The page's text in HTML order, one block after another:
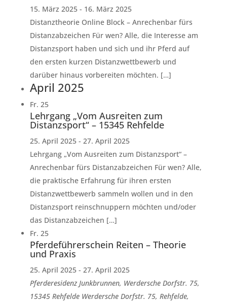
15. März 2025- 16. März 2025
Distanztheorie Online Block – Anrechenbar fürs
Distanzabzeichen Für wen? Alle, die Interesse am
Distanzsport haben und sich und ihr Pferd auf
den ersten kurzen Distanzwettbewerb und
darüber hinaus vorbereiten möchten. […]
April 2025
Fr. 25
Lehrgang „Vom Ausreiten zum
Distanzsport“ – 15345 Rehfelde
25. April 2025- 27. April 2025
Lehrgang „Vom Ausreiten zum Distanzsport“ –
Anrechenbar fürs Distanzabzeichen Für wen? Alle,
die praktische Erfahrung für ihren ersten
Distanzwettbewerb sammeln wollen und in den
Distanzsport reinschnuppern möchten und/oder
das Distanzabzeichen […]
Fr. 25
Pferdeführerschein Reiten – Theorie
und Praxis
25. April 2025- 27. April 2025
Pferderesidenz Junkbrunnen, Werdersche Dorfstr. 75,
15345 Rehfelde Werdersche Dorfstr. 75, Rehfelde,